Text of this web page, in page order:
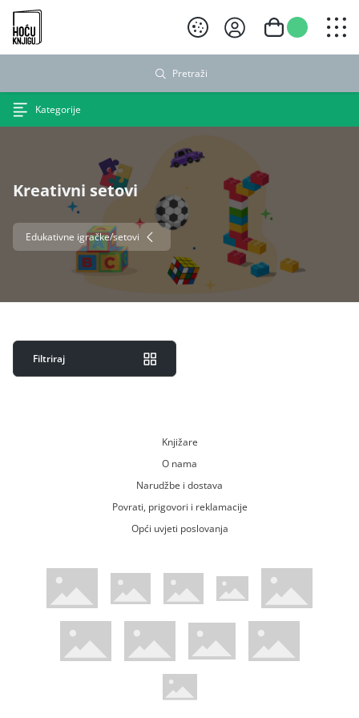
Hoću knjigu crni logo
Pretraži
Kategorije
Kreativni setovi
Edukativne igračke/setovi
Filtriraj
Knjižare
O nama
Narudžbe i dostava
Povrati, prigovori i reklamacije
Opći uvjeti poslovanja
WsPay web stranicaMaestro web stranicaMastercard web stranicaAmerican Express web stranica
Visa web stranica
Diners web stranicaTrustwave certificiranoMastercard sigurnosni kod web
Pci Dss certificirano
Verified by Visa web stranica